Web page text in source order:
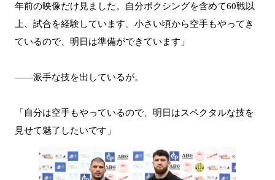
年前の映像だけ見ました。自分ボクシングを含めて60戦以
上、試合を経験しています。小さい頃から空手もやってき
ているので、明日は準備ができています」
――派手な技を出しているが。
「自分は空手もやっているので、明日はスペクタルな技を
見せて魅了したいです」